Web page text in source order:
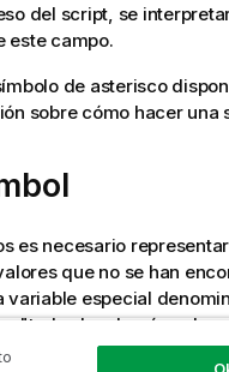
del script, se
este campo.
de asterisco
sobre cómo hacer una
es necesario
que no se han
variable especial
"todos los demás